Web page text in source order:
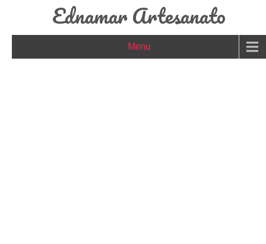
Ednamar Artesanato
Menu